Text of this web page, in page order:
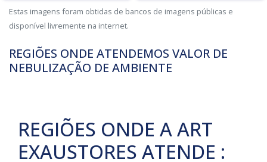
Estas imagens foram obtidas de bancos de imagens públicas e
disponível livremente na internet.
REGIÕES ONDE ATENDEMOS VALOR DE
NEBULIZAÇÃO DE AMBIENTE
REGIÕES ONDE A ART
EXAUSTORES ATENDE :